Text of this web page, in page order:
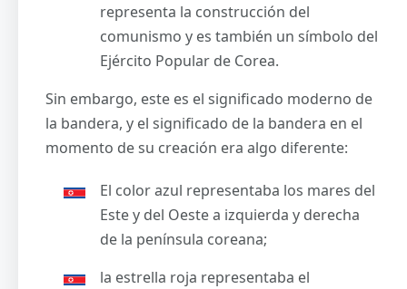
representa la construcción del
comunismo y es también un símbolo del
Ejército Popular de Corea.
Sin embargo, este es el significado moderno de
la bandera, y el significado de la bandera en el
momento de su creación era algo diferente:
El color azul representaba los mares del
Este y del Oeste a izquierda y derecha
de la península coreana;
la estrella roja representaba el